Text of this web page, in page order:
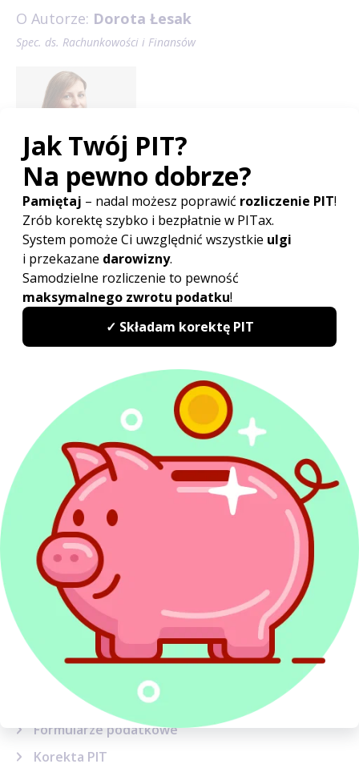
O Autorze: Dorota Łesak
Spec. ds. Rachunkowości i Finansów
Absolwentka administracji publicznej na Uniwersytecie
Wrocławskim. Uzyskała dwa tytuły zawodowe:
administratywisty oraz technika ekonomisty, co przekłada się
na doskonałe kwalifikacje w zakresie rozliczeń podatkowych.
Specjalizuje się w rozliczeniach PIT. (...)
więcej...
Poradnik
PIT - podstawowe informacje
Ulgi i odliczenia
Etat, zlecenie i dzieło
Działalność gospodarcza
ZUS i ubezpieczenia
Emerytury i renty
Dochody z zagranicy
Najem
Kredyty w PIT
Dochody inwestycyjne
Sytuacje podatkowe
Terminy, wskaźniki i stawki
Sprawy urzędowe
Formularze podatkowe
Korekta PIT